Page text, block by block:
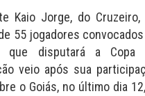
Kaio Jorge, do
55 jogadores
que disputará a
veio após sua
o Goiás, no último dia